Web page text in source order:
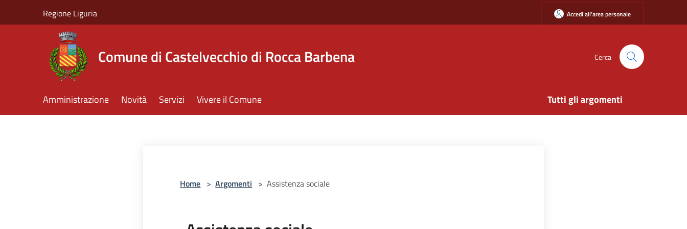
Regione Liguria Accedi all'area personale
Comune di Castelvecchio di Rocca Barbena Cerca
Amministrazione Novità Servizi Vivere il Comune Tutti gli argomenti
Home > Argomenti > Assistenza sociale